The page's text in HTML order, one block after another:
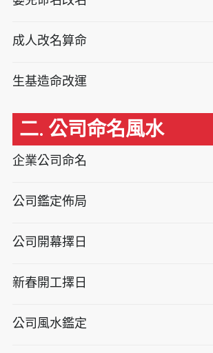
成人改名算命
生基造命改運
二. 公司命名風水
企業公司命名
公司鑑定佈局
公司開幕擇日
新春開工擇日
公司風水鑑定